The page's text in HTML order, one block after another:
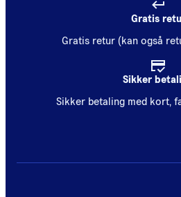
Gratis
Gratis retur (kan også
Sikker
Sikker betaling med kort,